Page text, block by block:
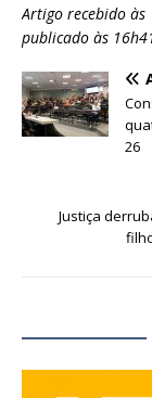
Artigo recebido
publicado às
26
Justiça